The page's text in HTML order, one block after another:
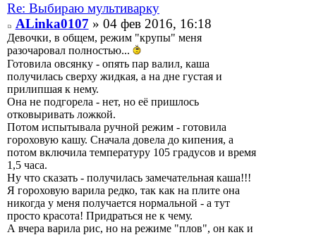
Re: Выбираю мультиварку
ALinka0107 » 04 фев 2016, 16:18
Девочки, в общем, режим "крупы" меня
разочаровал полностью...
Готовила овсянку - опять пар валил, каша
получилась сверху жидкая, а на дне густая и
прилипшая к нему.
Она не подгорела - нет, но её пришлось
отковыривать ложкой.
Потом испытывала ручной режим - готовила
гороховую кашу. Сначала довела до кипения, а
потом включила температуру 105 градусов и время
1,5 часа.
Ну что сказать - получилась замечательная каша!!!
Я гороховую варила редко, так как на плите она
никогда у меня получается нормальной - а тут
просто красота! Придраться не к чему.
А вчера варила рис, но на режиме "плов", он как и